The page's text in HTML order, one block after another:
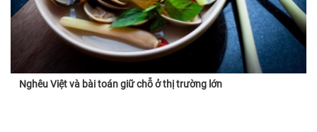
Nghêu Việt và bài toán giữ chỗ ở thị trường lớn